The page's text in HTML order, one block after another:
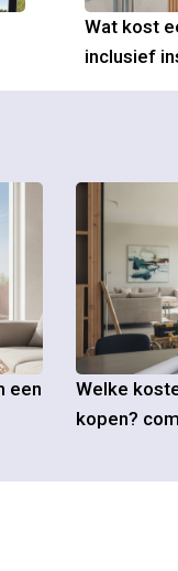
Wat kost
inclusief
een
Welke
kopen?